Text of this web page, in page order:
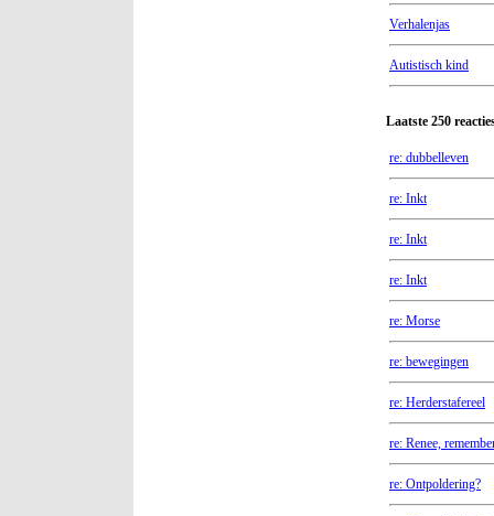
Verhalenjas
Autistisch kind
Laatste 250
re: dubbelleven
re: Inkt
re: Inkt
re: Inkt
re: Morse
re: bewegingen
re: Herderstafereel
re: Renee,
re: Ontpoldering?